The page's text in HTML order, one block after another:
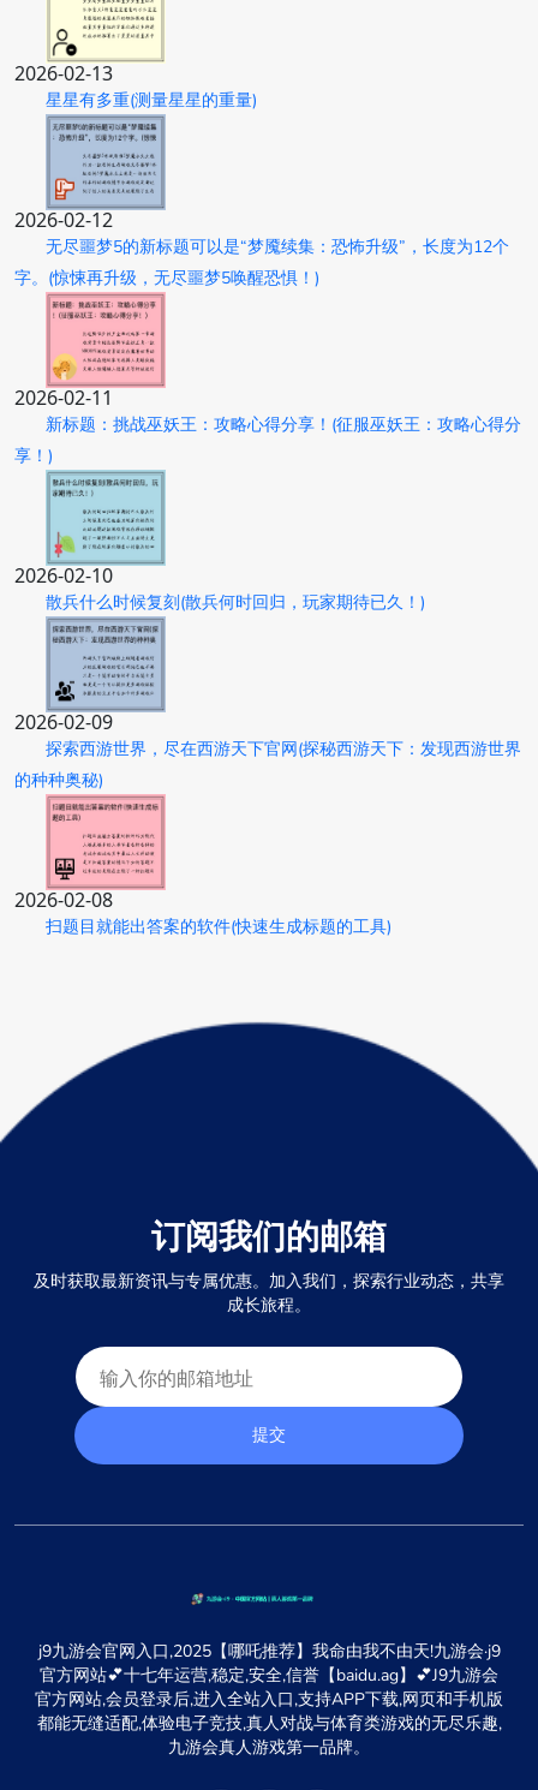
2026-02-13
星星有多重(测量星星的重量)
2026-02-12
无尽噩梦5的新标题可以是“梦魇续集：恐怖升级”，长度为12个
字。(惊悚再升级，无尽噩梦5唤醒恐惧！)
2026-02-11
新标题：挑战巫妖王：攻略心得分享！(征服巫妖王：攻略心得分
享！)
2026-02-10
散兵什么时候复刻(散兵何时回归，玩家期待已久！)
2026-02-09
探索西游世界，尽在西游天下官网(探秘西游天下：发现西游世界
的种种奥秘)
2026-02-08
扫题目就能出答案的软件(快速生成标题的工具)
订阅我们的邮箱
及时获取最新资讯与专属优惠。加入我们，探索行业动态，共享
成长旅程。
提交
j9九游会官网入口,2025【哪吒推荐】我命由我不由天!九游会·j9
官方网站💕十七年运营,稳定,安全,信誉【baidu.ag】💕J9九游会
官方网站,会员登录后,进入全站入口,支持APP下载,网页和手机版
都能无缝适配,体验电子竞技,真人对战与体育类游戏的无尽乐趣,
九游会真人游戏第一品牌。